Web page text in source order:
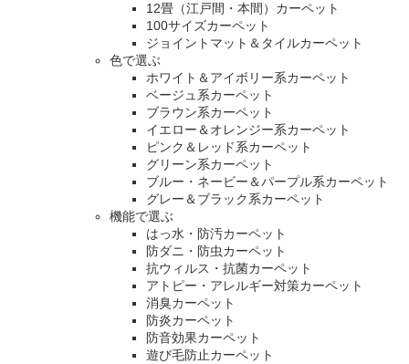
12畳（江戸間・本間）カーペット
100サイズカーペット
ジョイントマット＆タイルカーペット
色で選ぶ
ホワイト＆アイボリー系カーペット
ベージュ系カーペット
ブラウン系カーペット
イエロー＆オレンジー系カーペット
ピンク＆レッド系カーペット
グリーン系カーペット
ブルー・ネービー＆パープル系カーペット
グレー＆ブラック系カーペット
機能で選ぶ
はっ水・防汚カーペット
防ダニ・防虫カーペット
抗ウィルス・抗菌カーペット
アトピー・アレルギー対策カーペット
消臭カーペット
防炎カーペット
防音効果カーペット
遊び毛防止カーペット